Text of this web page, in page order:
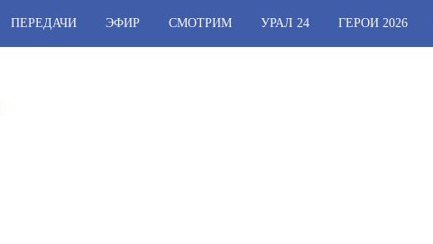
ПЕРЕДАЧИ ЭФИР СМОТРИМ УРАЛ 24 ГЕРОИ 2026